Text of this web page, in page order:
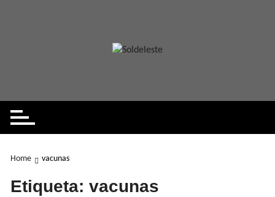
Home vacunas
Etiqueta:vacunas